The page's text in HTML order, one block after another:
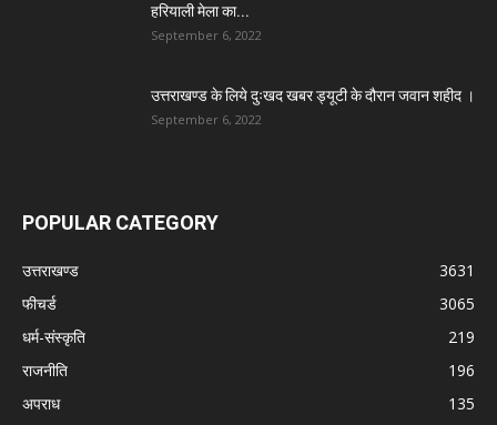
हरियाली मेला का...
September 6, 2022
उत्तराखण्ड के लिये दुःखद खबर ड्यूटी के दौरान जवान शहीद ।
September 6, 2022
POPULAR CATEGORY
उत्तराखण्ड
3631
फीचर्ड
3065
धर्म-संस्कृति
219
राजनीति
196
अपराध
135